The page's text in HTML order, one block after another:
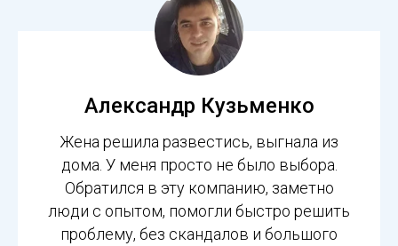
Александр Кузьменко
Жена решила развестись, выгнала из
дома. У меня просто не было выбора.
Обратился в эту компанию, заметно
люди с опытом, помогли быстро решить
проблему, без скандалов и большого